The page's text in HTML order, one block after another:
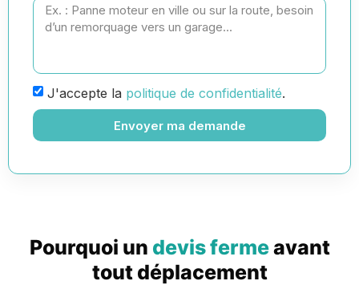
J'accepte la politique de confidentialité.
Envoyer ma demande
Pourquoi un devis fermeavant
tout déplacement